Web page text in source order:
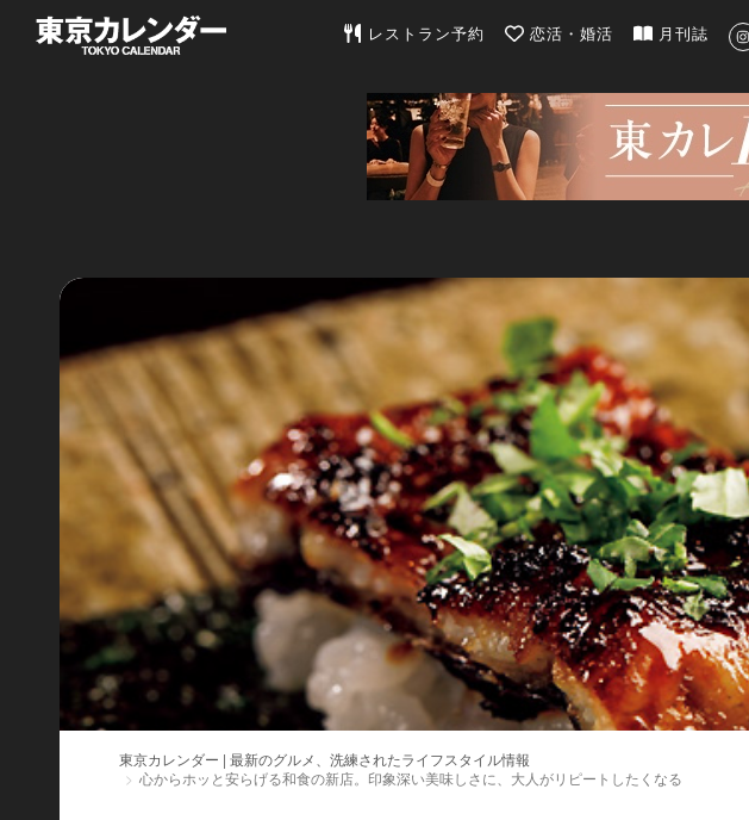
東京カレンダー | 最新のグルメ、洗練されたライフ
レストラン予約 恋活・婚活 月刊誌
東京カレンダー | 最新のグルメ、洗練されたライフスタイル情報
心からホッと安らげる和食の新店。印象深い美味しさに、大人がリピートしたくなる